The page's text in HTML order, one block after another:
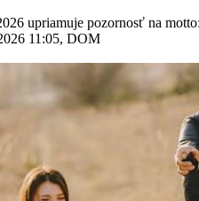
upriamuje pozornosť na
11:05, DOM